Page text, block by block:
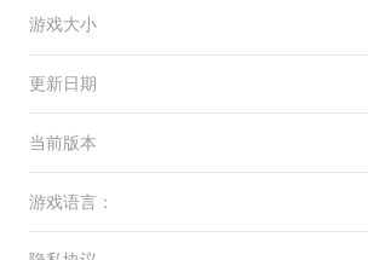
游戏大小
更新日期
当前版本
游戏语言：